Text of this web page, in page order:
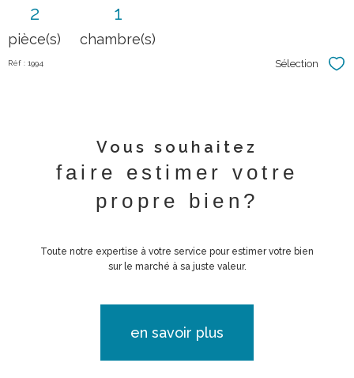
2
pièce(s)
1
chambre(s)
Réf : 1994 Sélection
Vous souhaitez
faire estimer votre
propre bien?
Toute notre expertise à votre service pour estimer votre bien
sur le marché à sa juste valeur.
en savoir plus